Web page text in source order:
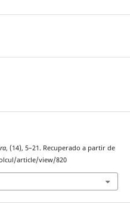
, (14), 5–21. Recuperado a partir de
article/view/820